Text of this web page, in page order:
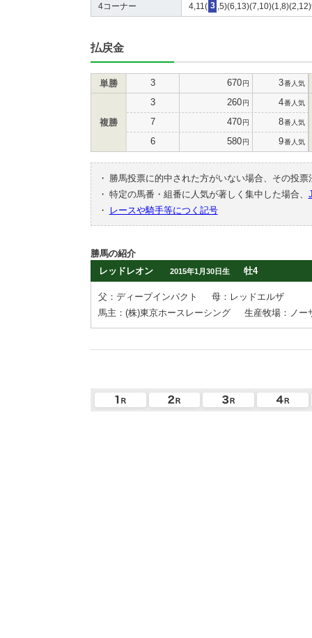
4コーナー 4,11( 3
払戻金
単勝 3 670円 3番人気
複勝
3 260円 4番人気
7 470円 8番人気
6 580円 9番人気
・
勝馬投票に的中された方がいない場合、その投
・ 特定の馬番・組番に人気が著しく集中した場合、
・
レースや騎手等につく記号
勝馬の紹介
レッドレオン
2015年1月30日生 牡4
父：ディープインパクト
母：レッドエルザ
馬主：(株)東京ホースレーシング
生産牧場：ノー